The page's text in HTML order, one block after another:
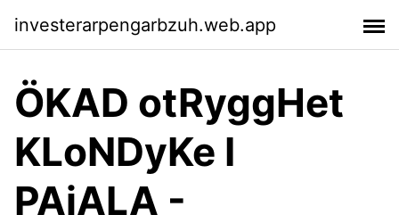
investerarpengarbzuh.web.app
ÖKAD otRyggHet
KLoNDyKe I
PAjALA -